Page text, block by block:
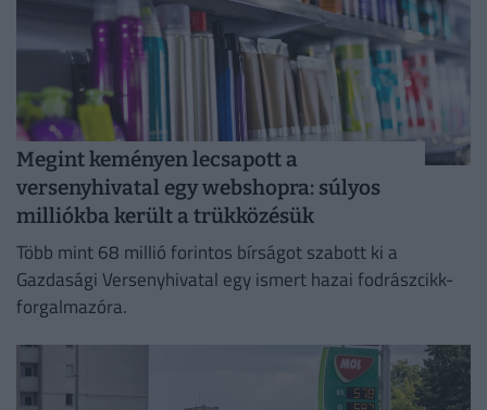
Megint keményen lecsapott a
versenyhivatal egy webshopra: súlyos
milliókba került a trükközésük
Több mint 68 millió forintos bírságot szabott ki a
Gazdasági Versenyhivatal egy ismert hazai fodrászcikk-
forgalmazóra.